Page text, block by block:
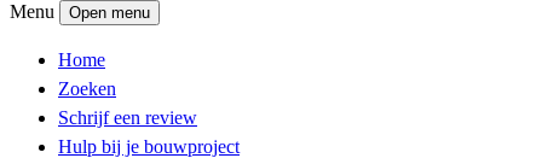
Menu
Open menu
Home
Zoeken
Schrijf een review
Hulp bij je bouwproject